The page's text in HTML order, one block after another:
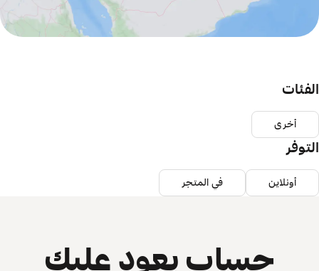
الفئات
أخرى
التوفر
أونلاين في المتجر
حساب يعود عليك